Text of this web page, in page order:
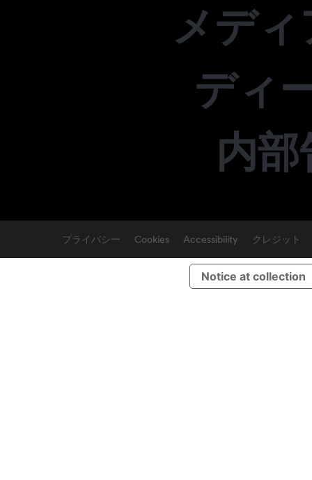
メデ
ディ
内
プライバシー Cookies Accessibility クレジット
Notice at collection